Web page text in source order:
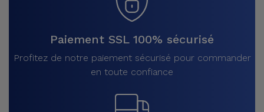
Paiement SSL 100% sécurisé
Profitez de notre paiement sécurisé pour commander
en toute confiance